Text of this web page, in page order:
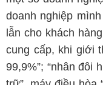
doanh nghiệp
lẫn cho khách
cung cấp, khi giới
99,9%”; “nhân đôi